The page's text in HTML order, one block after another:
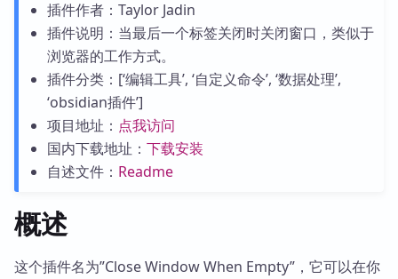
插件作者：Taylor Jadin
插件说明：当最后一个标签关闭时关闭窗口，类似于
浏览器的工作方式。
插件分类：[‘编辑工具’, ‘自定义命令’, ‘数据处理’,
‘obsidian插件’]
项目地址： 点我访问
国内下载地址： 下载安装
自述文件： Readme
概述
这个插件名为”Close Window When Empty”，它可以在你